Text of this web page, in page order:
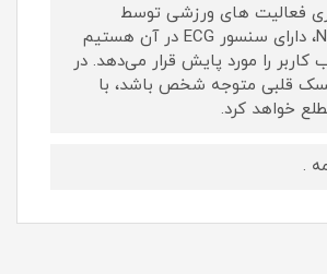
فعالیت های ورزشی توسط
آمازفیت Nexo، دارای سنسور ECG در آن هستیم
را مورد پایش قرار می‌دهد. در
قلبی متوجه شخص باشد، با
خواهد کرد.
.